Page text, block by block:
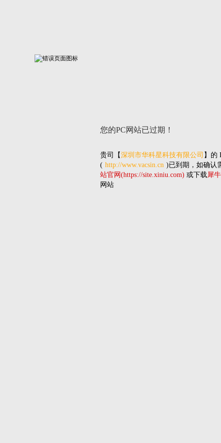
您的PC网站已过期！
贵司 【深圳市华科星科技有限公司 】的
( http://www.vacsin.cn )已到期，如确认
站官网(https://site.xiniu.com) 或下载犀
网站